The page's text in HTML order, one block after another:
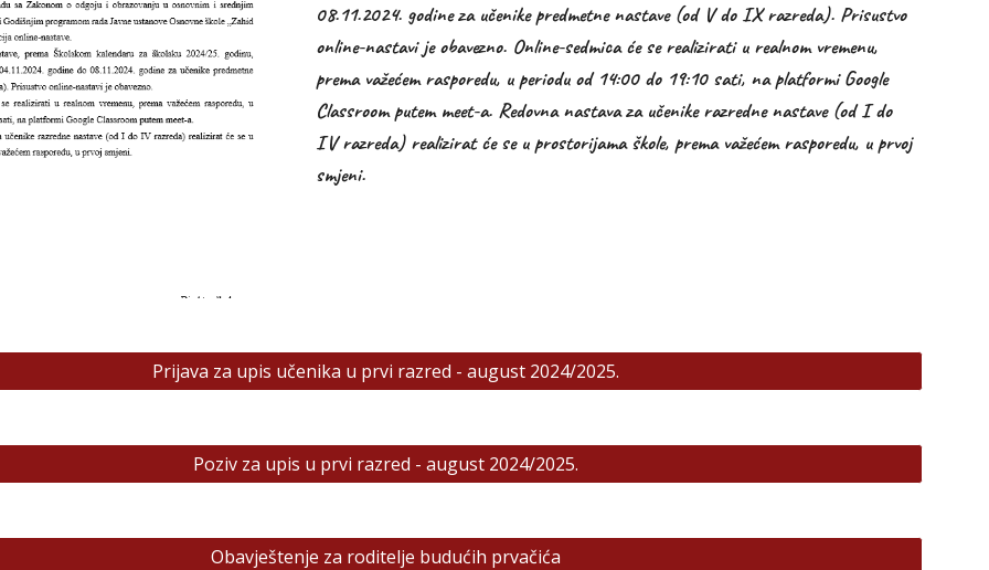
08.11.2024. godine za učenike predmetne nastave (od V do IX razreda). Prisustvo
online-nastavi je obavezno. Online-sedmica će se realizirati u realnom vremenu,
prema važećem rasporedu, u periodu od 14:00 do 19:10 sati, na platformi Google
Classroom putem meet-a. Redovna nastava za učenike razredne nastave (od I do
IV razreda) realizirat će se u prostorijama škole, prema važećem rasporedu, u prvoj
smjeni.
Prijava za upis učenika u prvi razred - august 2024/2025.
Poziv za upis u prvi razred - august 2024/2025.
Obavještenje za roditelje budućih prvačića